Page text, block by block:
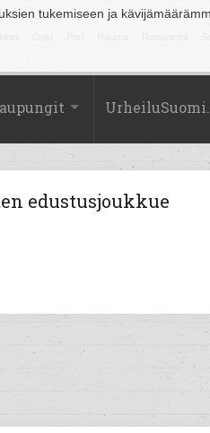
tukemiseen ja
edustusjoukkue